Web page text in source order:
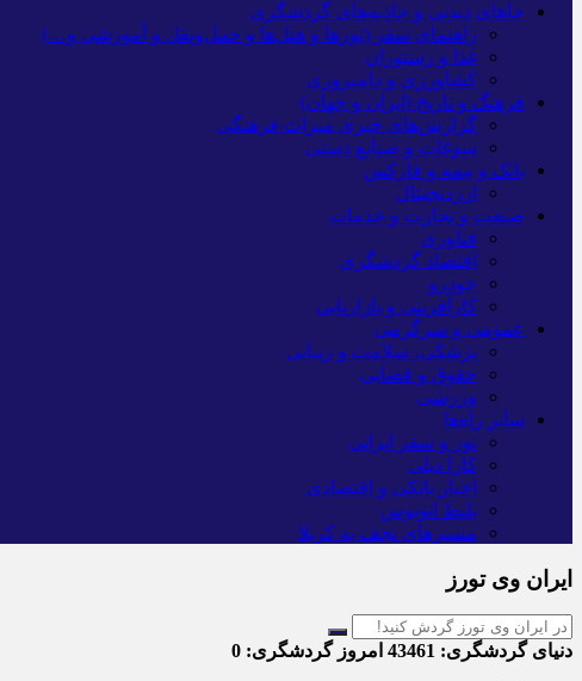
جاهای دیدنی و جاذبه‌های گردشگری
راهنمای سفر (تورها و هتل‌ها و حمل‌و‌نقل و آموزشی و…)
غذا و رستوران
کشاورزی و دامپروری
فرهنگ و تاریخ (ایران و جهان)
گزارش‌های خبری میراث فرهنگی
سوغات و صنایع دستی
بانک و بیمه و فارکس
ارزدیجیتال
صنعت و تجارت و خدمات
فناوری
اقتصاد گردشگری
خودرو
کارآفرینی و بازاریابی
عمومی و سرگرمی
پزشکی، سلامت و زیبایی
حقوق و قضایی
ورزشی
سایر راه‌ها
تور و سفر ایرانی
کارا دیلی
اخبار بانکی و اقتصادی
بلیط اتوبوس
مسیرهای نجف به کربلا
ایران وی تورز
دنیای گردشگری: امروز گردشگری: